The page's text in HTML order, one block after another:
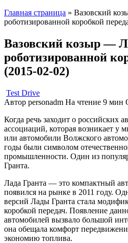
Главная страница » Вазовский
роботизированной коробкой
Вазовский козыр —
роботизированной
(2015-02-02)
Test Drive
Автор personadm На чтение 9 мин
Когда речь заходит о российских
ассоциаций, которая возникает
или автомобили Волжского
годы были символом
промышленности. Один из
Гранта.
Лада Гранта — это компактный
появился на рынке в 2011 году.
версий Лады Гранта стала
коробкой передач. Появление
автомобилей вызвало большой
она обещала комфорт
экономию топлива.